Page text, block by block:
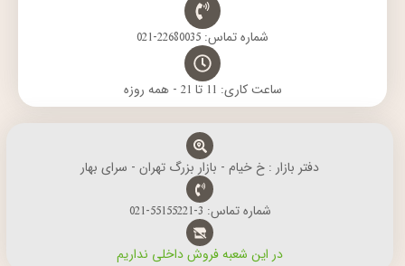
شماره تماس: 22680035-021
ساعت کاری: 11 تا 21 - همه روزه
دفتر بازار : خ خیام - بازار بزرگ تهران - سرای بهار
شماره تماس: 3-55155221-021
در این شعبه فروش داخلی نداریم